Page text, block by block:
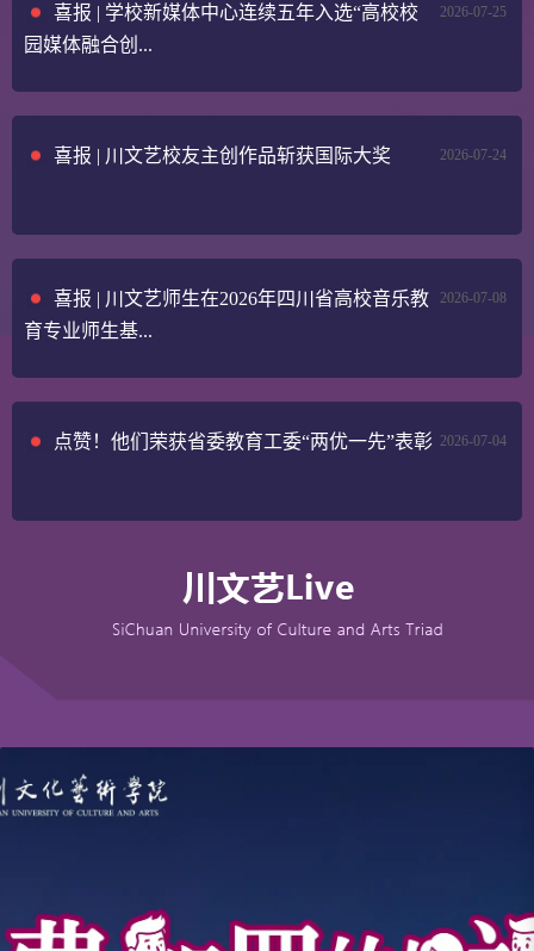
2026-07-25
喜报 | 学校新媒体中心连续五年入选“高校校
园媒体融合创...
2026-07-24
喜报 | 川文艺校友主创作品斩获国际大奖
2026-07-08
喜报 | 川文艺师生在2026年四川省高校音乐教
育专业师生基...
2026-07-04
点赞！他们荣获省委教育工委“两优一先”表彰